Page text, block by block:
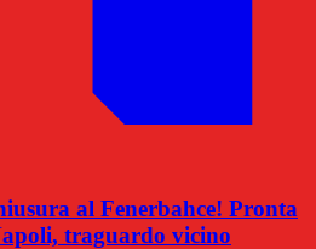
al Fenerbahce! Pronta
traguardo vicino